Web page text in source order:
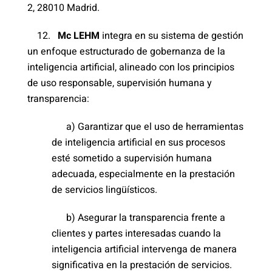
2, 28010 Madrid.
12. Mc LEHM integra en su sistema de gestión
un enfoque estructurado de gobernanza de la
inteligencia artificial, alineado con los principios
de uso responsable, supervisión humana y
transparencia:
a) Garantizar que el uso de herramientas
de inteligencia artificial en sus procesos
esté sometido a supervisión humana
adecuada, especialmente en la prestación
de servicios lingüísticos.
b) Asegurar la transparencia frente a
clientes y partes interesadas cuando la
inteligencia artificial intervenga de manera
significativa en la prestación de servicios.